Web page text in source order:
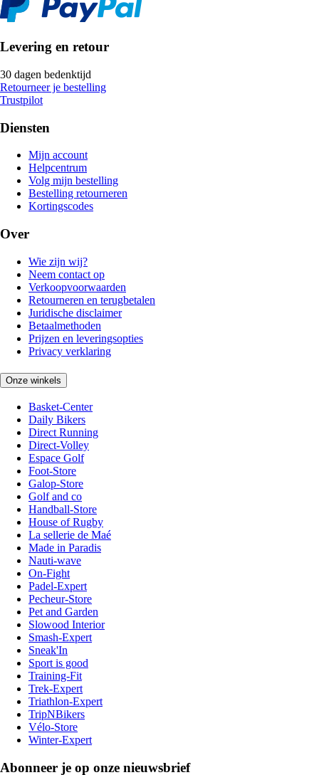
Levering en retour
30 dagen bedenktijd
Retourneer je bestelling
Trustpilot
Diensten
Mijn account
Helpcentrum
Volg mijn bestelling
Bestelling retourneren
Kortingscodes
Over
Wie zijn wij?
Neem contact op
Verkoopvoorwaarden
Retourneren en terugbetalen
Juridische disclaimer
Betaalmethoden
Prijzen en leveringsopties
Privacy verklaring
Onze winkels
Basket-Center
Daily Bikers
Direct Running
Direct-Volley
Espace Golf
Foot-Store
Galop-Store
Golf and co
Handball-Store
House of Rugby
La sellerie de Maé
Made in Paradis
Nauti-wave
On-Fight
Padel-Expert
Pecheur-Store
Pet and Garden
Slowood Interior
Smash-Expert
Sneak'In
Sport is good
Training-Fit
Trek-Expert
Triathlon-Expert
TripNBikers
Vélo-Store
Winter-Expert
Abonneer je op onze nieuwsbrief